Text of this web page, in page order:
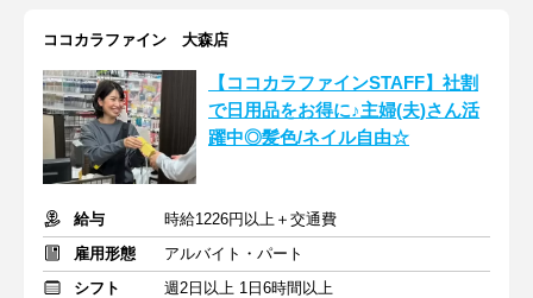
ココカラファイン 大森店
【ココカラファインSTAFF】社割
で日用品をお得に♪主婦(夫)さん活
躍中◎髪色/ネイル自由☆
給与
時給1226円以上＋交通費
雇用形態
アルバイト・パート
シフト
週2日以上 1日6時間以上